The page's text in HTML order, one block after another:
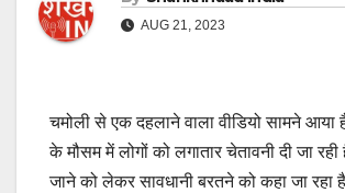
AUG 21, 2023
चमोली से एक दहलाने वाला वीडियो सामने आया
के मौसम में लोगों को लगातार चेतावनी दी जा
जाने को लेकर सावधानी बरतने को कहा जा रहा